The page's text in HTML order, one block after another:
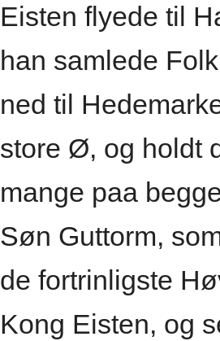
Eisten flyede til
han samlede
ned til
store Ø, og holdt
mange paa
Søn Guttorm,
de fortrinligste
Kong Eisten, og